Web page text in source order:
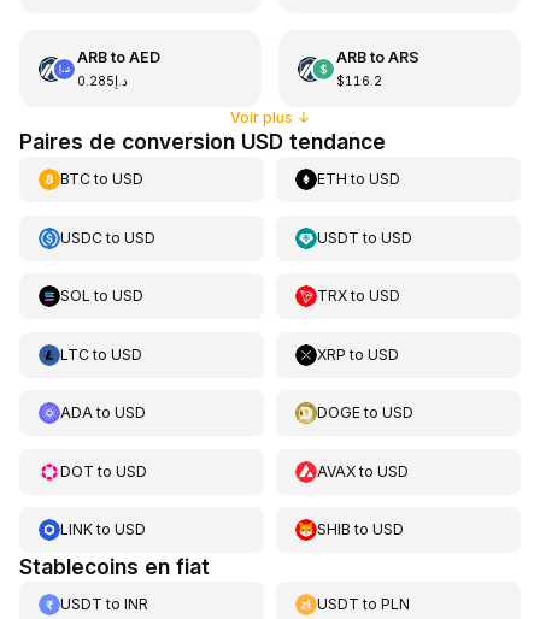
ARBto AED
د.إ0.285
ARBto ARS
$116.2
Voir plus ↓
Paires de conversion USD tendance
BTCto USD ETH toUSD
USDCto USD USDT toUSD
SOL to USD TRXtoUSD
LTCto USD XRP toUSD
ADAto USD DOGEtoUSD
DOT to USD AVAXtoUSD
LINKto USD SHIB toUSD
Stablecoins en fiat
USDT to INR USDT toPLN